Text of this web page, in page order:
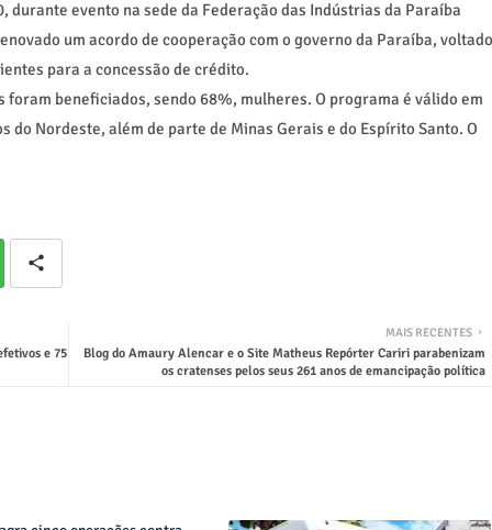
evento na sede da Federação das Indústrias da Paraíba
um acordo de cooperação com o governo da Paraíba, voltado
para a concessão de crédito.
beneficiados, sendo 68%, mulheres. O programa é válido em
do Nordeste, além de parte de Minas Gerais e do Espírito Santo. O
MAIS RECENTES
Blog do Amaury Alencar e o Site Matheus Repórter Cariri parabenizam
os cratenses pelos seus 261 anos de emancipação política
e 75